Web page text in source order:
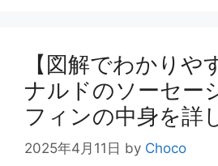
【図解でわかりや
ナルドのソーセー
フィンの中身を詳
2025年4月11日 by Choco